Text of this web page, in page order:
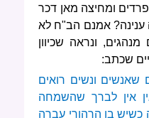
ומחיצה מאן דכר
אמנם הב"ח לא
ונראה שכיוון
שכתב:
שאנשים ונשים רואים
אין לברך שהשמחה
כשיש בו הרהורי עברה